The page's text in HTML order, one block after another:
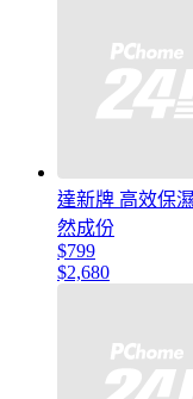
達新牌 高效保
然成份
$799
$2,680